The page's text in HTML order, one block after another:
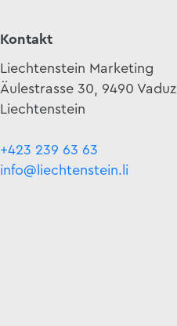
Kontakt
Liechtenstein Marketing
Äulestrasse 30, 9490 Vaduz
Liechtenstein
+423 239 63 63
info@liechtenstein.li